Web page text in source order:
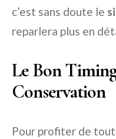
c’est sans doute le
reparlera plus en
Le Bon
Conservation
Pour profiter de